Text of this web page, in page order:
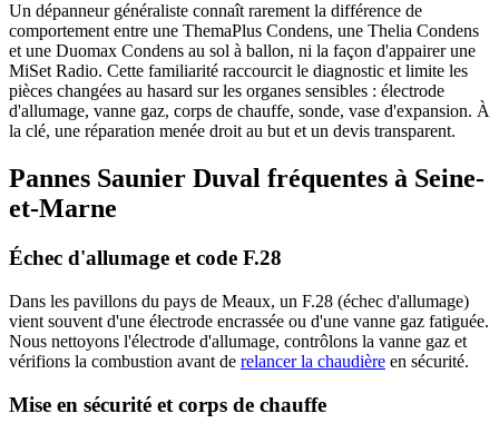
Un dépanneur généraliste connaît rarement la différence de
comportement entre une ThemaPlus Condens, une Thelia Condens
et une Duomax Condens au sol à ballon, ni la façon d'appairer une
MiSet Radio. Cette familiarité raccourcit le diagnostic et limite les
pièces changées au hasard sur les organes sensibles : électrode
d'allumage, vanne gaz, corps de chauffe, sonde, vase d'expansion. À
la clé, une réparation menée droit au but et un devis transparent.
Pannes Saunier Duval fréquentes à Seine-
et-Marne
Échec d'allumage et code F.28
Dans les pavillons du pays de Meaux, un F.28 (échec d'allumage)
vient souvent d'une électrode encrassée ou d'une vanne gaz fatiguée.
Nous nettoyons l'électrode d'allumage, contrôlons la vanne gaz et
vérifions la combustion avant de relancer la chaudière en sécurité.
Mise en sécurité et corps de chauffe